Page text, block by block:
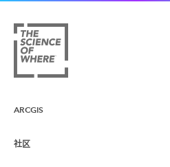
ARCGIS
ArcGIS 概览
社区